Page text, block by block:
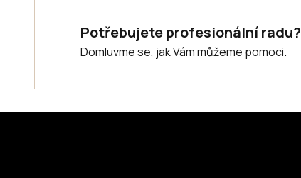
Potřebujete profesionální radu?
Domluvme se, jak Vám můžeme pomoci.